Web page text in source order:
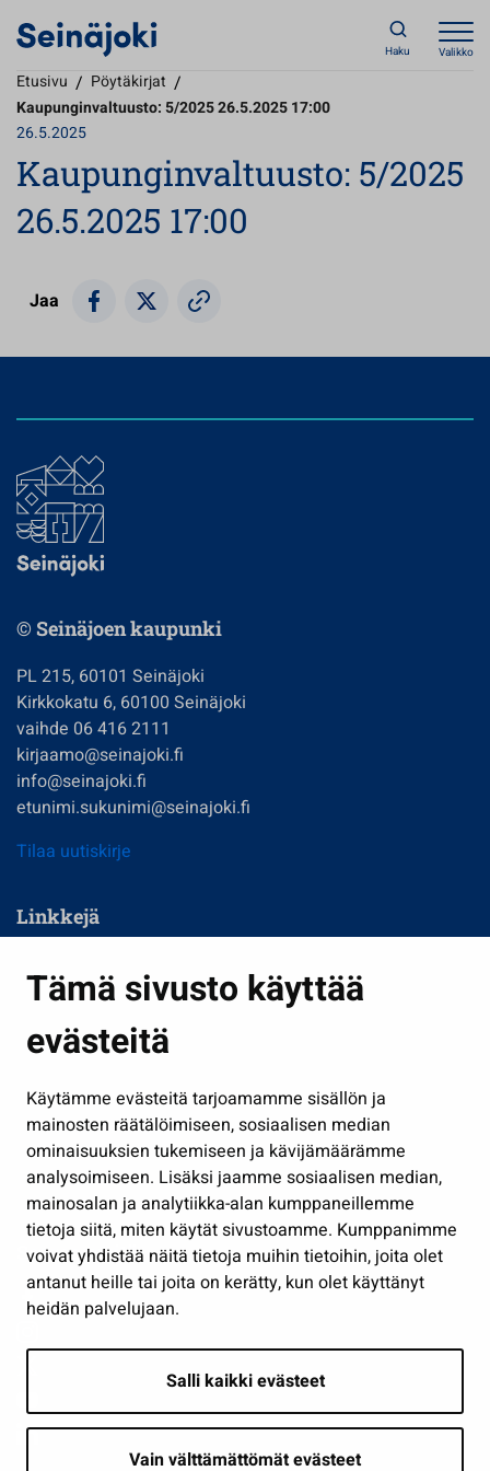
Tämä sivusto käyttää
evästeitä
Käytämme evästeitä tarjoamamme sisällön ja
mainosten räätälöimiseen, sosiaalisen median
ominaisuuksien tukemiseen ja kävijämäärämme
analysoimiseen. Lisäksi jaamme sosiaalisen median,
mainosalan ja analytiikka-alan kumppaneillemme
tietoja siitä, miten käytät sivustoamme. Kumppanimme
voivat yhdistää näitä tietoja muihin tietoihin, joita olet
antanut heille tai joita on kerätty, kun olet käyttänyt
heidän palvelujaan.
Salli kaikki evästeet
Vain välttämättömät evästeet
Haku Valikko
Etusivu / Pöytäkirjat /
Kaupunginvaltuusto: 5/2025 26.5.2025 17:00
26.5.2025
Kaupunginvaltuusto: 5/2025
26.5.2025 17:00
Jaa
© Seinäjoen kaupunki
PL 215, 60101 Seinäjoki
Kirkkokatu 6, 60100 Seinäjoki
vaihde 06 416 2111
kirjaamo@seinajoki.fi
info@seinajoki.fi
etunimi.sukunimi@seinajoki.fi
Tilaa uutiskirje
Linkkejä
Kasvatus ja opetus
Kulttuuri ja liikunta
Työ ja yrittäminen
Osallistu ja asioi
Näytä omat evästeasetukseni
Seuraa meitä